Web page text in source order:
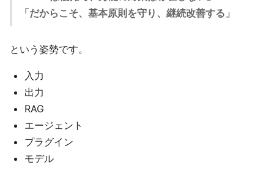
「だからこそ、基本原則を守り、継続改善する」
という姿勢です。
入力
出力
RAG
エージェント
プラグイン
モデル